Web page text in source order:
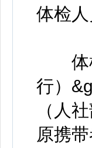
体检
体检
行）
（人
原携